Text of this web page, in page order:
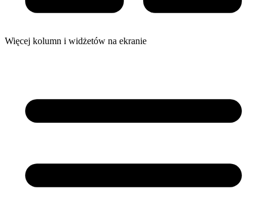
Więcej kolumn i widżetów na ekranie